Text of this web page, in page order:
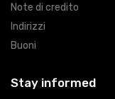
Note di credito
Indirizzi
Buoni
Stay informed